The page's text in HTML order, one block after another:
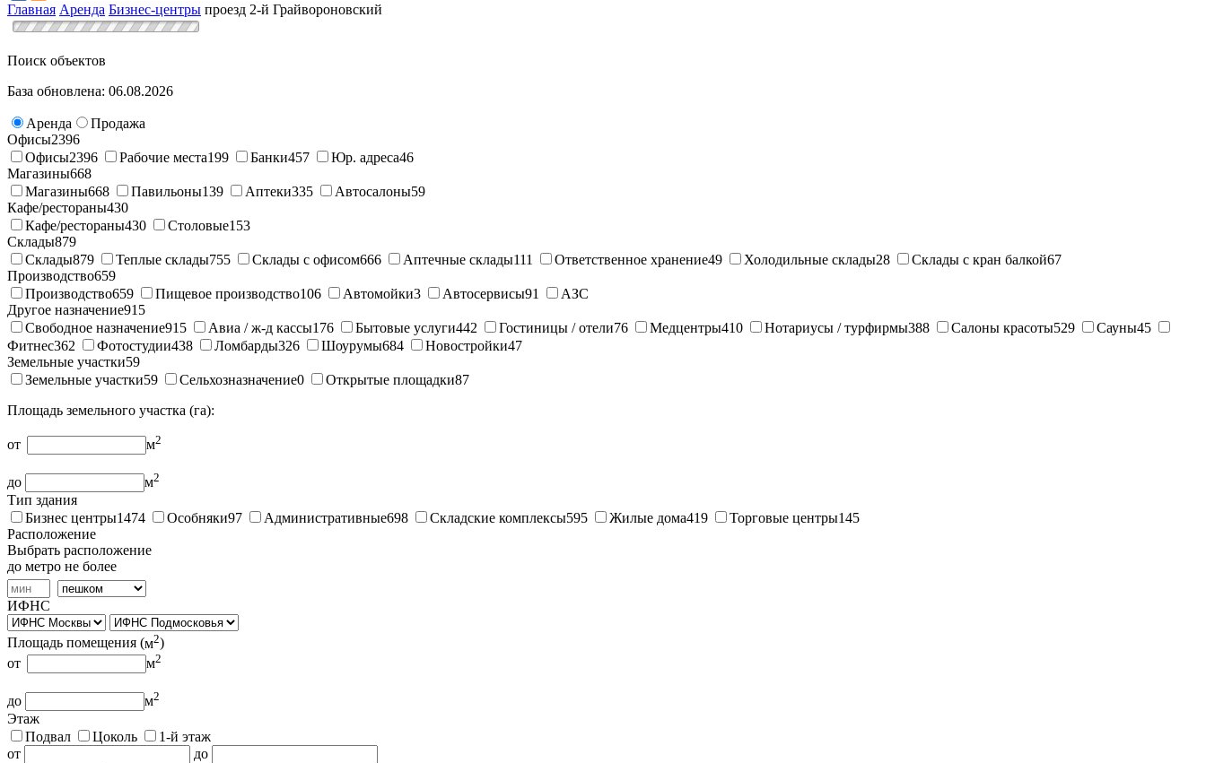
Главная Аренда Бизнес-центры проезд 2-й Грайвороновский
Поиск объектов
База обновлена: 06.08.2026
Аренда
Продажа
Офисы2396
Офисы2396 Рабочие места199 Банки457 Юр. адреса46
Магазины668
Магазины668 Павильоны139 Аптеки335 Автосалоны59
Кафе/рестораны430
Кафе/рестораны430 Столовые153
Склады879
Склады879 Теплые склады755 Склады с офисом666 Аптечные склады111 Ответственное хранение49 Холодильные склады28 Склады с кран балкой67
Производство659
Производство659 Пищевое производство106 Автомойки3 Автосервисы91
АЗС
Другое назначение915
Свободное назначение915 Авиа / ж-д кассы176 Бытовые услуги442 Гостиницы / отели76 Медцентры410 Нотариусы / турфирмы388 Салоны красоты529 Сауны45
Фитнес362 Фотостудии438 Ломбарды326 Шоурумы684 Новостройки47
Земельные участки59
Земельные участки59 Сельхозназначение0 Открытые площадки87
Площадь земельного участка (га):
от м2
до м2
Тип здания
Бизнес центры1474 Особняки97 Административные698 Складские комплексы595 Жилые дома419 Торговые центры145
Расположение
Выбрать расположение
до метро не более
ИФНС
Площадь помещения (м2)
от
м2
до м2
Этаж
Подвал
Цоколь
1-й этаж
от
до